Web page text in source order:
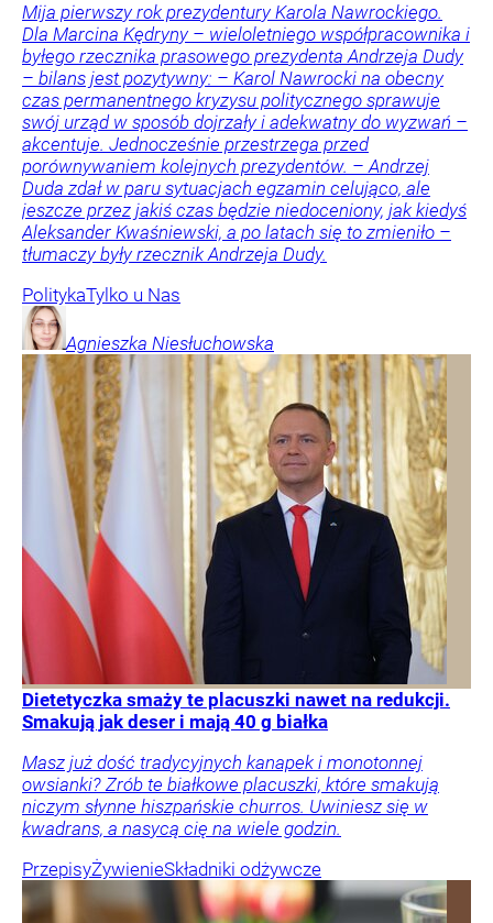
Mija pierwszy rok prezydentury Karola Nawrockiego.
Dla Marcina Kędryny – wieloletniego współpracownika i
byłego rzecznika prasowego prezydenta Andrzeja Dudy
– bilans jest pozytywny: – Karol Nawrocki na obecny
czas permanentnego kryzysu politycznego sprawuje
swój urząd w sposób dojrzały i adekwatny do wyzwań –
akcentuje. Jednocześnie przestrzega przed
porównywaniem kolejnych prezydentów. – Andrzej
Duda zdał w paru sytuacjach egzamin celująco, ale
jeszcze przez jakiś czas będzie niedoceniony, jak kiedyś
Aleksander Kwaśniewski, a po latach się to zmieniło –
tłumaczy były rzecznik Andrzeja Dudy.
PolitykaTylko u Nas
Agnieszka Niesłuchowska
Dietetyczka smaży te placuszki nawet na redukcji.
Smakują jak deser i mają 40 g białka
Masz już dość tradycyjnych kanapek i monotonnej
owsianki? Zrób te białkowe placuszki, które smakują
niczym słynne hiszpańskie churros. Uwiniesz się w
kwadrans, a nasycą cię na wiele godzin.
PrzepisyŻywienieSkładniki odżywcze